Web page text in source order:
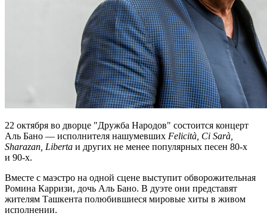
22 октября во дворце "Дружба Народов" состоится концерт
Аль Бано — исполнителя нашумевших Felicità, Ci Sarà,
Sharazan, Liberta и других не менее популярных песен 80-х
и 90-х.
Вместе с маэстро на одной сцене выступит обворожительная
Ромина Карризи, дочь Аль Бано. В дуэте они представят
жителям Ташкента полюбившиеся мировые хиты в живом
исполнении.